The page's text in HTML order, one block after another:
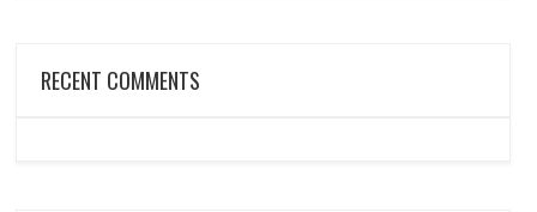
RECENT COMMENTS